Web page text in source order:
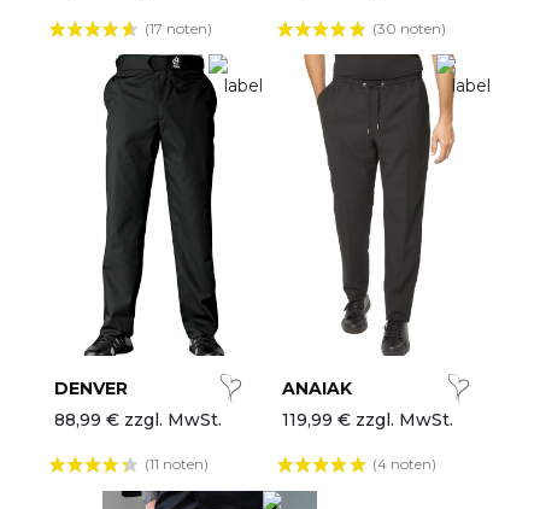
(17 noten) (30 noten)
DENVER
88,99 € zzgl. MwSt.
(11 noten)
ANAIAK
119,99 € zzgl. MwSt.
(4 noten)